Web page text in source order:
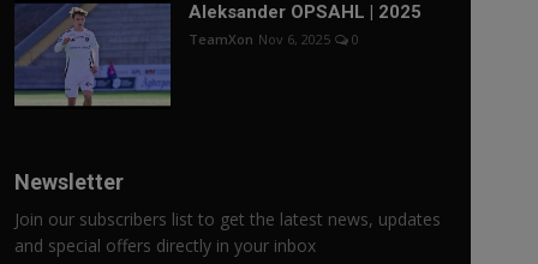
Aleksander OPSAHL | 2025
TeamXon Nov 6, 2025 0
Newsletter
Join our subscribers list to get the latest news, updates
and special offers directly in your inbox